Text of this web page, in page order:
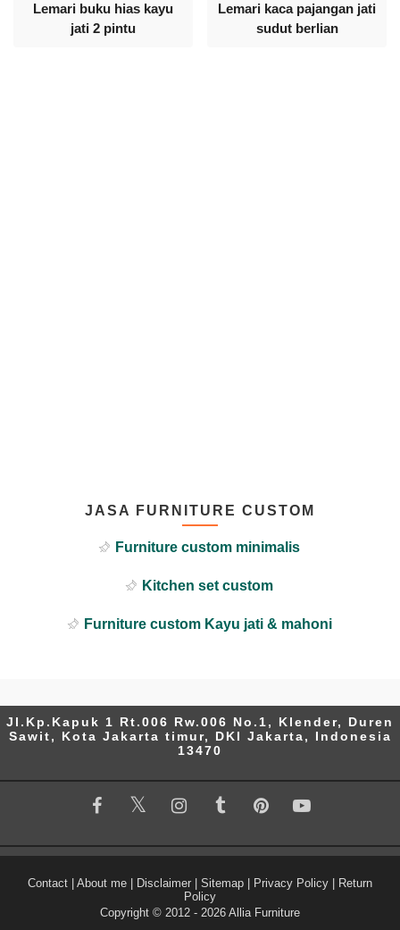
Lemari buku hias kayu
jati 2 pintu
Lemari kaca pajangan jati
sudut berlian
JASA FURNITURE CUSTOM
Furniture custom minimalis
Kitchen set custom
Furniture custom Kayu jati & mahoni
Jl.Kp.Kapuk 1 Rt.006 Rw.006 No.1, Klender, Duren
Sawit, Kota Jakarta timur, DKI Jakarta, Indonesia
13470
Contact About me Disclaimer Sitemap Privacy Policy
Return
Policy
Copyright © 2012 - 2026 Allia Furniture